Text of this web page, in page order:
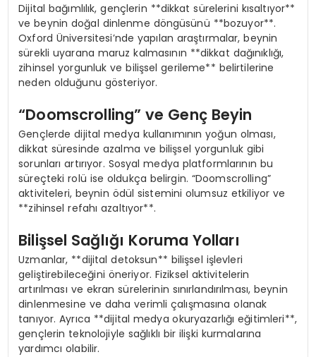
Dijital bağımlılık, gençlerin **dikkat sürelerini kısaltıyor**
ve beynin doğal dinlenme döngüsünü **bozuyor**.
Oxford Üniversitesi’nde yapılan araştırmalar, beynin
sürekli uyarana maruz kalmasının **dikkat dağınıklığı,
zihinsel yorgunluk ve bilişsel gerileme** belirtilerine
neden olduğunu gösteriyor.
“Doomscrolling” ve Genç Beyin
Gençlerde dijital medya kullanımının yoğun olması,
dikkat süresinde azalma ve bilişsel yorgunluk gibi
sorunları artırıyor. Sosyal medya platformlarının bu
süreçteki rolü ise oldukça belirgin. “Doomscrolling”
aktiviteleri, beynin ödül sistemini olumsuz etkiliyor ve
**zihinsel refahı azaltıyor**.
Bilişsel Sağlığı Koruma Yolları
Uzmanlar, **dijital detoksun** bilişsel işlevleri
geliştirebileceğini öneriyor. Fiziksel aktivitelerin
artırılması ve ekran sürelerinin sınırlandırılması, beynin
dinlenmesine ve daha verimli çalışmasına olanak
tanıyor. Ayrıca **dijital medya okuryazarlığı eğitimleri**,
gençlerin teknolojiyle sağlıklı bir ilişki kurmalarına
yardımcı olabilir.